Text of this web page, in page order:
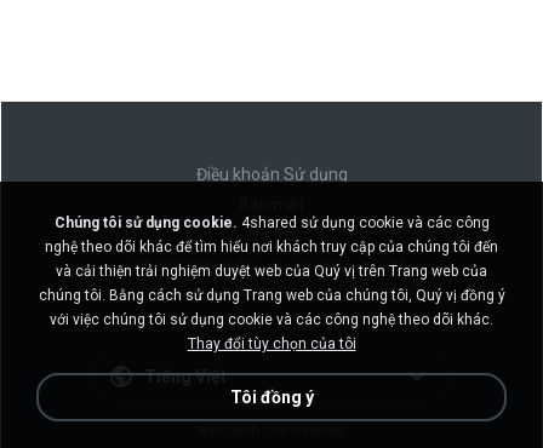
Điều khoản Sử dụng
Không bán thông tin cá nhân của tôi
Không chia sẻ thông tin cá nhân của tôi
Tiếng Việt
Chúng tôi sử dụng cookie. 4shared sử dụng cookie và các công
nghệ theo dõi khác để tìm hiểu nơi khách truy cập của chúng tôi đến
và cải thiện trải nghiệm duyệt web của Quý vị trên Trang web của
chúng tôi. Bằng cách sử dụng Trang web của chúng tôi, Quý vị đồng ý
với việc chúng tôi sử dụng cookie và các công nghệ theo dõi khác.
Thay đổi tùy chọn của tôi
Tôi đồng ý